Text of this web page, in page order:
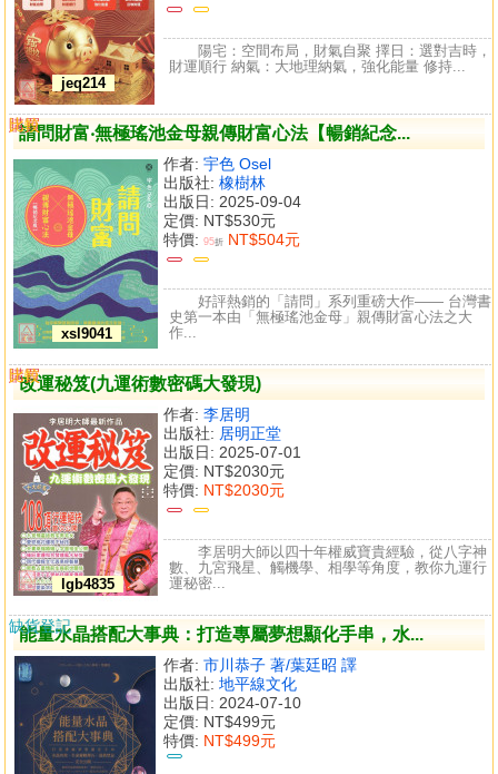
jeq214
陽宅：空間布局，財氣自聚 擇日：選對吉時，
財運順行 納氣：大地理納氣，強化能量 修持...
請問財富‧無極瑤池金母親傳財富心法【暢銷紀念...
xsl9041
作者: 宇色 Osel
出版社: 橡樹林
出版日: 2025-09-04
定價: NT$530元
特價: 95折 NT$504元
購買
比較
好評熱銷的「請問」系列重磅大作—— 台灣書
史第一本由「無極瑤池金母」親傳財富心法之大
作...
改運秘笈(九運術數密碼大發現)
lgb4835
作者: 李居明
出版社: 居明正堂
出版日: 2025-07-01
定價: NT$2030元
特價: NT$2030元
購買
比較
李居明大師以四十年權威寶貴經驗，從八字神
數、九宮飛星、觸機學、相學等角度，教你九運行
運秘密...
能量水晶搭配大事典：打造專屬夢想顯化手串，水...
作者: 市川恭子 著/葉廷昭 譯
出版社: 地平線文化
出版日: 2024-07-10
定價: NT$499元
特價: NT$499元
缺貨登記